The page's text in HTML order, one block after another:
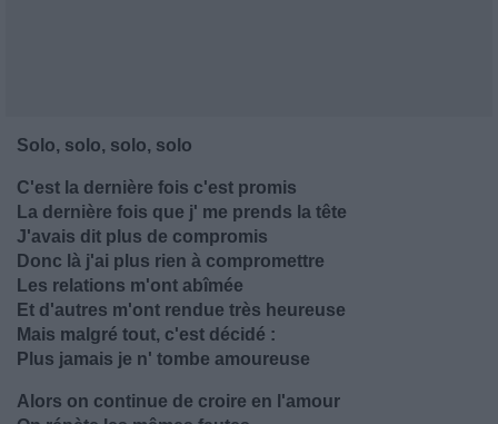
Solo, solo, solo, solo
C'est la dernière fois c'est promis
La dernière fois que j' me prends la tête
J'avais dit plus de compromis
Donc là j'ai plus rien à compromettre
Les relations m'ont abîmée
Et d'autres m'ont rendue très heureuse
Mais malgré tout, c'est décidé :
Plus jamais je n' tombe amoureuse
Alors on continue de croire en l'amour